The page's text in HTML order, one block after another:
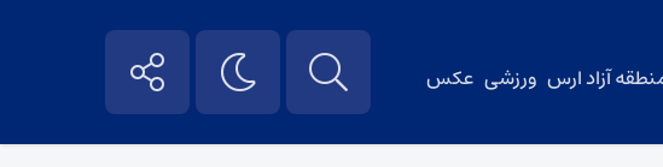
آزاد ارس ورزشی عکس